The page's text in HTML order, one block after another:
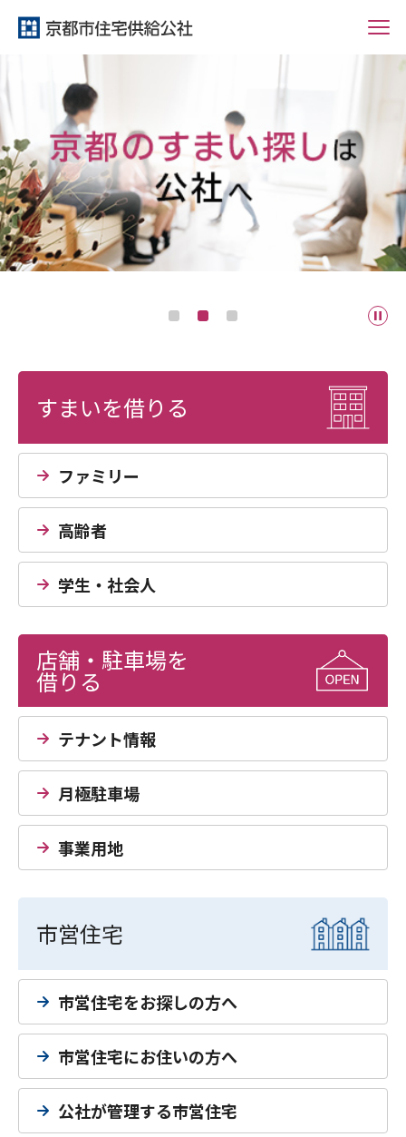
停
すまいを借りる
ファミリー
高齢者
学生・社会人
店舗・駐車場を
借りる
テナント情報
月極駐車場
事業用地
市営住宅
市営住宅をお探しの方へ
市営住宅にお住いの方へ
公社が管理する市営住宅